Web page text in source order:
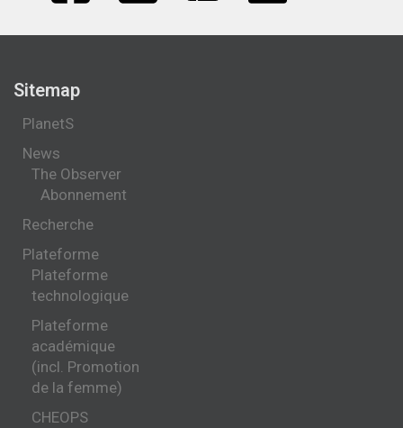
Sitemap
PlanetS
News
The Observer
Abonnement
Recherche
Plateforme
Plateforme
technologique
Plateforme
académique
(incl. Promotion
de la femme)
CHEOPS